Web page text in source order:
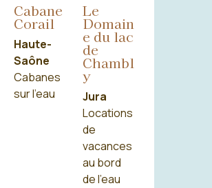
Cabane
Corail
Haute-
Saône
Cabanes
sur l'eau
Le
Domain
e du lac
de
Chambl
y
Jura
Locations
de
vacances
au bord
de l'eau
featured_seasonal_and_giftsCOFFRETS CADEAUX
article
send